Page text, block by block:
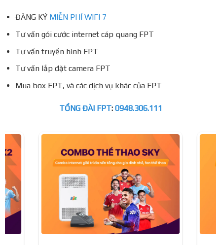
ĐĂNG KÝ MIỄN PHÍ WIFI 7
Tư vấn gói cước internet cáp quang FPT
Tư vấn truyền hình FPT
Tư vấn lắp đặt camera FPT
Mua box FPT, và các dịch vụ khác của FPT
TỔNG ĐÀI FPT: 0948.306.111